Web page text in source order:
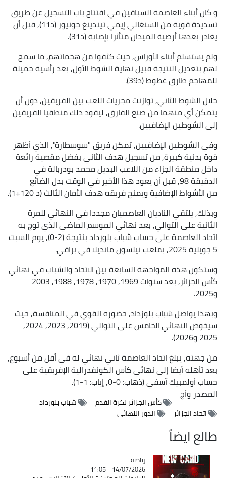
و كان أبناء العاصمة السباقين في افتتاح باب التسجيل عن طريق
تسديدة قوية من السنغالي إيمي تيندينغ جونيور (د11), قبل أن
يغادر بعدها أرضية الميدان متأثرا بإصابة (د31).
ولم يستسلم أبناء الأوراس, حيث كثفوا من هجماتهم, ما سمح
لهم بتعديل النتيجة قبيل نهاية الشوط الأول, بعد رأسية جميلة
للمهاجم طارق غطوط (د39).
خلال الشوط الثاني, توازنت مجريات اللعب بين الفريقين, دون أن
يتمكن أي منهما من صنع الفارق, ليقود ذلك منطقيا الفريقين
إلى الشوطين الإضافيين.
وفي الشوطين الإضافيين, تمكن فريق "سوسطارة", الذي أظهر
قوة بدنية كبيرة, من تسجيل هدف الثاني بفضل مقصية رائعة
داخل منطقة الجزاء من اللاعب البديل محمد بودربالة في
الدقيقة 98, قبل أن يعود هذا الأخير في الوقت بدل الضائع
من الأشواط الإضافية ويمنح فريقه هدف الأمان الثالث (د 120+1).
وبذلك, يلتقي الناديان العاصميان مجددا في النهائي للمرة
الثانية على التوالي, بعد نهائي الموسم الماضي الذي توج به
اتحاد العاصمة على حساب شباب بلوزداد بنتيجة (2-0), يوم السبت
وستكون هذه المواجهة السابعة بين الاتحاد والشباب في نهائي
كأس الجزائر, بعد سنوات 1969, 1970, 1978, 1988, 2003
وبهذا يواصل شباب بلوزداد, حضوره القوي في المنافسة, حيث
سيخوض النهائي الخامس على التوالي (2019, 2023, 2024,
2025 و2026).
من جهته, يبلغ اتحاد العاصمة ثاني نهائي له في أقل من أسبوع,
بعد تأهله أيضا إلى نهائي كأس الكونفدرالية الإفريقية على
حساب أولمبيك آسفي (ذهاب: 0-0, إياب: 1-1).
المصدروأج
كأس الجزائر لكرة القدم
شباب بلوزداد
اتحاد الجزائر
الدور النهائي
طالع ايضاً
Catégorie
رياضة
14/07/2026 - 11:05